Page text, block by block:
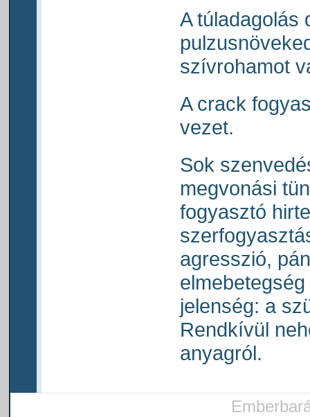
A túladagolás
szívrohamot
A crack
vezet.
Sok
megvonási
fogyasztó
agresszió,
jelenség: a
Rendkívül
anyagról.